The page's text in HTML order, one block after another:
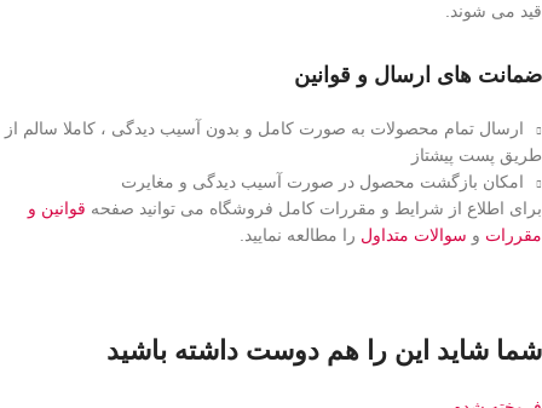
قید می شوند.
ضمانت های ارسال و قوانین
ارسال تمام محصولات به صورت کامل و بدون آسیب دیدگی ، کاملا سالم از
طریق پست پیشتاز
امکان بازگشت محصول در صورت آسیب دیدگی و مغایرت
برای اطلاع از شرایط و مقررات کامل فروشگاه می توانید صفحه قوانین و
مقررات و سوالات متداول را مطالعه نمایید.
شما شاید این را هم دوست داشته باشید